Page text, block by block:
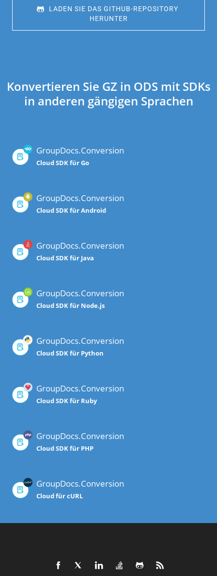
LADEN SIE DAS GITHUB-REPOSITORY
HERUNTER
Konvertieren Sie GZ in ODS mit SDKs
in anderen gängigen Sprachen
GroupDocs.Conversion
Cloud SDK für Go
GroupDocs.Conversion
Cloud SDK für Android
GroupDocs.Conversion
Cloud SDK für Java
GroupDocs.Conversion
Cloud SDK für Node.js
GroupDocs.Conversion
Cloud SDK für Python
GroupDocs.Conversion
Cloud SDK für Ruby
GroupDocs.Conversion
Cloud SDK für PHP
GroupDocs.Conversion
Cloud für cURL